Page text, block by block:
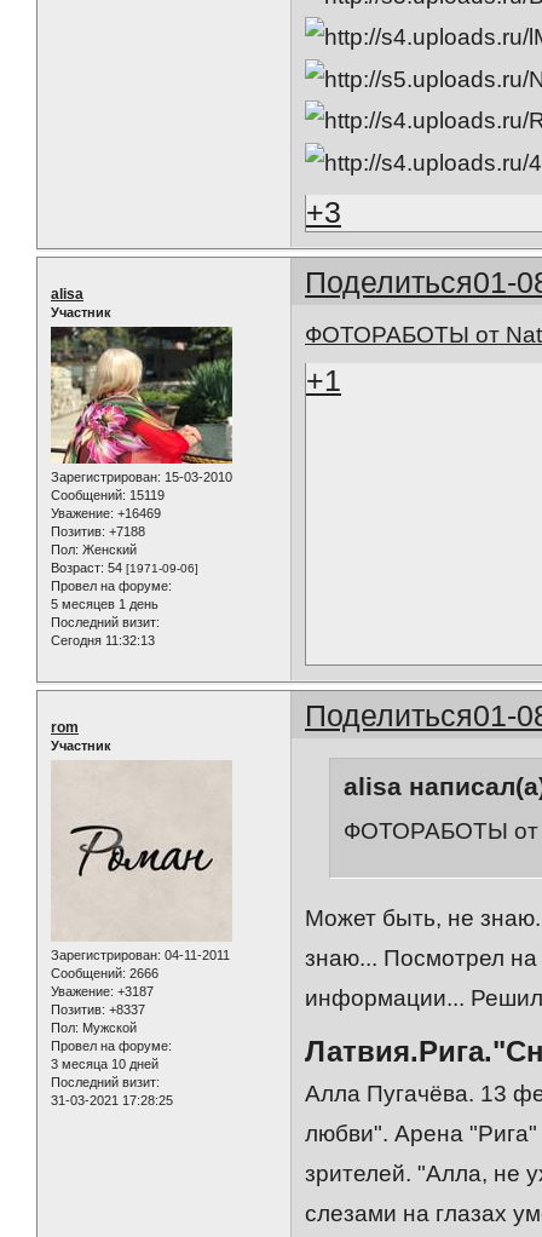
+3
Поделиться01-
alisa
Участник
Зарегистрирован: 15-03-2010
Сообщений: 15119
Уважение: +16469
Позитив: +7188
Пол: Женский
Возраст: 54 [1971-09-06]
Провел на форуме:
5 месяцев 1 день
Последний визит:
Сегодня 11:32:13
ФОТОРАБОТЫ от
+1
Поделиться01-
rom
Участник
Зарегистрирован: 04-11-2011
Сообщений: 2666
Уважение: +3187
Позитив: +8337
Пол: Мужской
Провел на форуме:
3 месяца 10 дней
Последний визит:
31-03-2021 17:28:25
alisa
ФОТОРАБОТЫ от
Может быть, не
знаю... Посмотрел
информации...
Алла Пугачёва. 13
любви". Арена "Рига"
зрителей. "Алла, не
слезами на глазах